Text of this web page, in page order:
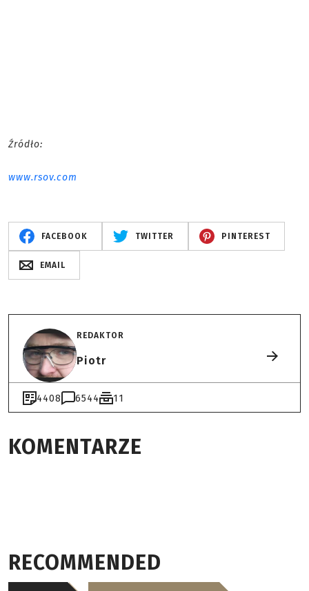
Źródło:
www.rsov.com
FACEBOOK TWITTER PINTEREST
EMAIL
REDAKTOR
Piotr
4408 6544 11
KOMENTARZE
RECOMMENDED